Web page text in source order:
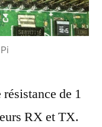
de 1
RX et TX.